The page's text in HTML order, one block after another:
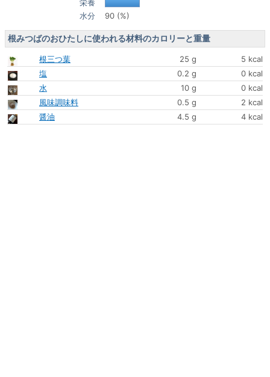
栄養
水分
90 (%)
根みつばのおひたしに使われる材料のカロリーと重量
根三つ葉 25 g
5 kcal
塩
0.2 g
0 kcal
水
10 g
0 kcal
風味調味料
0.5 g
2 kcal
醤油
4.5 g 4 kcal